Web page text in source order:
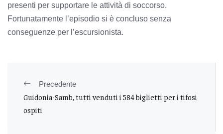
presenti per supportare le attività di soccorso.
Fortunatamente l’episodio si è concluso senza
conseguenze per l’escursionista.
Precedente
Guidonia-Samb, tutti venduti i 584 biglietti per i tifosi
ospiti